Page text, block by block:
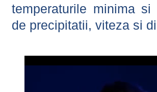
temperaturile minima
de precipitatii, viteza si